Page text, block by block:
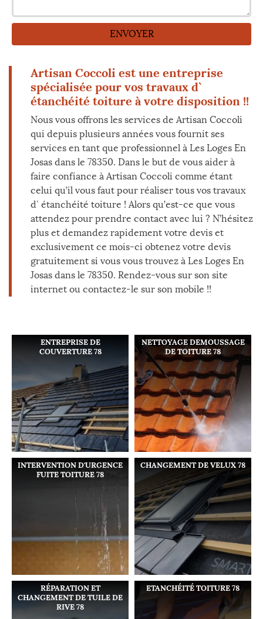
Artisan Coccoli est une entreprise
spécialisée pour vos travaux d`
étanchéité toiture à votre disposition !!
Nous vous offrons les services de Artisan Coccoli
qui depuis plusieurs années vous fournit ses
services en tant que professionnel à Les Loges En
Josas dans le 78350. Dans le but de vous aider à
faire confiance à Artisan Coccoli comme étant
celui qu’il vous faut pour réaliser tous vos travaux
d` étanchéité toiture ! Alors qu’est-ce que vous
attendez pour prendre contact avec lui ? N’hésitez
plus et demandez rapidement votre devis et
exclusivement ce mois-ci obtenez votre devis
gratuitement si vous vous trouvez à Les Loges En
Josas dans le 78350. Rendez-vous sur son site
internet ou contactez-le sur son mobile !!
ENTREPRISE DE
COUVERTURE 78
NETTOYAGE DEMOUSSAGE
DE TOITURE 78
INTERVENTION D'URGENCE
FUITE TOITURE 78
CHANGEMENT DE VELUX 78
RÉPARATION ET
CHANGEMENT DE TUILE DE
RIVE 78
ETANCHÉITÉ TOITURE 78